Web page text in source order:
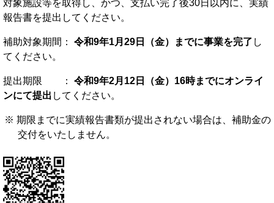
対象施設等を取得し、かつ、支払い完了後30日以内に、実績
報告書を提出してください。
補助対象期間： 令和9年1月29日（金）までに事業を完了 し
てください。
提出期限 ： 令和9年2月12日（金）16時までにオンライ
ンにて提出 してください。
期限までに実績報告書類が提出されない場合は、補助金の
交付をいたしません。